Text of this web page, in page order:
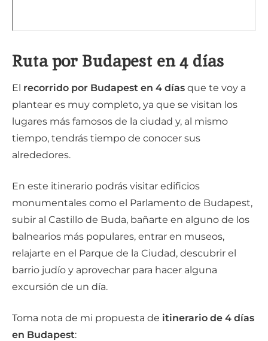
Ruta por Budapest en 4 días
El recorrido por Budapest en 4 días que te voy a
plantear es muy completo, ya que se visitan los
lugares más famosos de la ciudad y, al mismo
tiempo, tendrás tiempo de conocer sus
alrededores.
En este itinerario podrás visitar edificios
monumentales como el Parlamento de Budapest,
subir al Castillo de Buda, bañarte en alguno de los
balnearios más populares, entrar en museos,
relajarte en el Parque de la Ciudad, descubrir el
barrio judío y aprovechar para hacer alguna
excursión de un día.
Toma nota de mi propuesta de itinerario de 4 días
en Budapest: